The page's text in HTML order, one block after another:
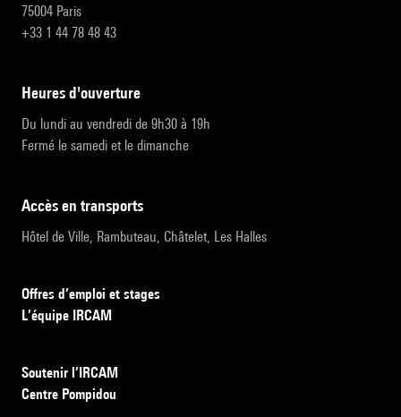
75004 Paris
+33 1 44 78 48 43
heures d'ouverture
Du lundi au vendredi de 9h30 à 19h
Fermé le samedi et le dimanche
accès en transports
Hôtel de Ville, Rambuteau, Châtelet, Les Halles
Offres d’emploi et stages
L’équipe IRCAM
Soutenir l’IRCAM
Centre Pompidou